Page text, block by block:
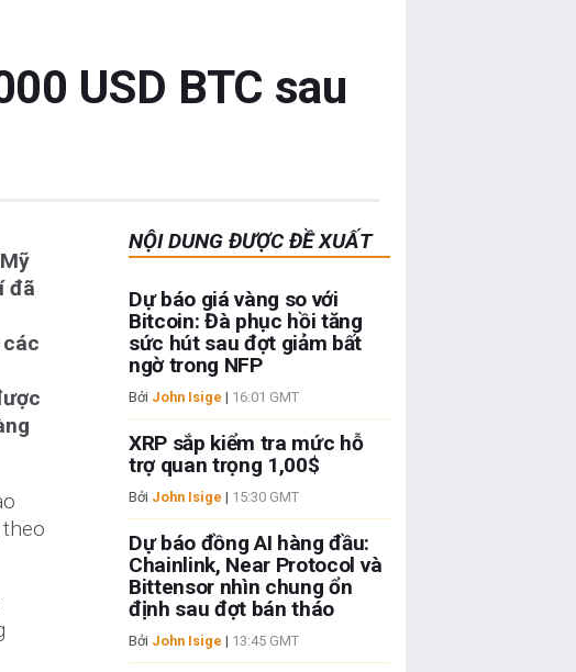
USD BTC sau
đã
NỘI DUNG ĐƯỢC ĐỀ XUẤT
Dự báo giá vàng so với
Bitcoin: Đà phục hồi tăng
sức hút sau đợt giảm bất
ngờ trong NFP
Bởi John Isige | 16:01 GMT
XRP sắp kiểm tra mức hỗ
trợ quan trọng 1,00$
Bởi John Isige | 15:30 GMT
Dự báo đồng AI hàng đầu:
Chainlink, Near Protocol và
Bittensor nhìn chung ổn
định sau đợt bán tháo
Bởi John Isige | 13:45 GMT